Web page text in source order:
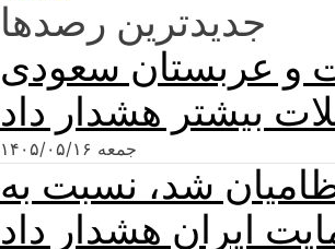
جدیدترین رصدها
و عربستان سعودی
جمعه ۱۴۰۵/۰۵/۱۶
شد، نسبت به